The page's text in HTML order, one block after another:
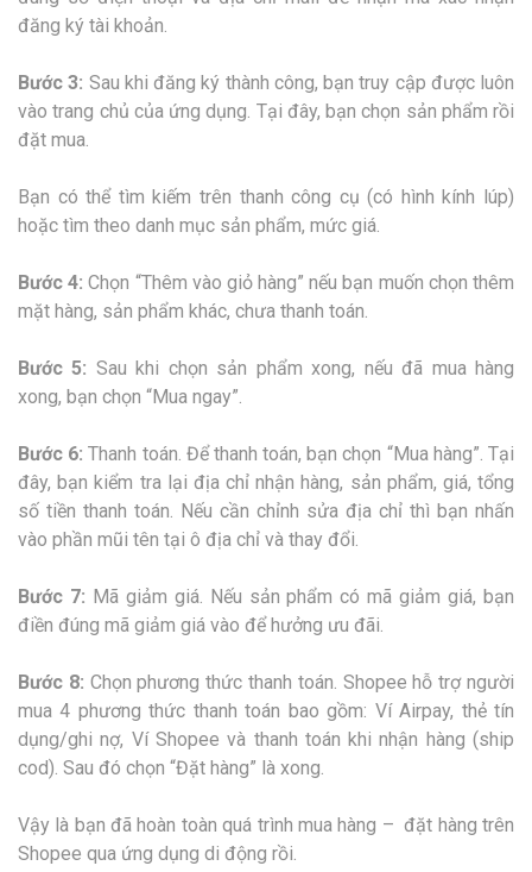
đăng ký tài khoản.
Bước 3: Sau khi đăng ký thành công, bạn truy cập được luôn
vào trang chủ của ứng dụng. Tại đây, bạn chọn sản phẩm rồi
đặt mua.
Bạn có thể tìm kiếm trên thanh công cụ (có hình kính lúp)
hoặc tìm theo danh mục sản phẩm, mức giá.
Bước 4:Chọn “Thêm vào giỏ hàng” nếu bạn muốn chọn thêm
mặt hàng, sản phẩm khác, chưa thanh toán.
Bước 5: Sau khi chọn sản phẩm xong, nếu đã mua hàng
xong, bạn chọn “Mua ngay”.
Bước 6:Thanh toán. Để thanh toán, bạn chọn “Mua hàng”. Tại
đây, bạn kiểm tra lại địa chỉ nhận hàng, sản phẩm, giá, tổng
số tiền thanh toán. Nếu cần chỉnh sửa địa chỉ thì bạn nhấn
vào phần mũi tên tại ô địa chỉ và thay đổi.
Bước 7: Mã giảm giá. Nếu sản phẩm có mã giảm giá, bạn
điền đúng mã giảm giá vào để hưởng ưu đãi.
Bước 8: Chọn phương thức thanh toán. Shopee hỗ trợ người
mua 4 phương thức thanh toán bao gồm: Ví Airpay, thẻ tín
dụng/ghi nợ, Ví Shopee và thanh toán khi nhận hàng (ship
cod). Sau đó chọn “Đặt hàng” là xong.
Vậy là bạn đã hoàn toàn quá trình mua hàng – đặt hàng trên
Shopee qua ứng dụng di động rồi.